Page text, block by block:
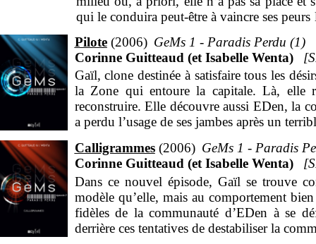
qui le conduira peut-être à vaincre ses
cœur et votre imaginaire.
Pilote 2006
GeMs 1 - Paradis Perdu (1)
Corinne Guitteaud (et Isabelle Wenta)
Gaïl, clone destinée à satisfaire tous les
la Zone qui entoure la capitale. Là, elle
reconstruire. Elle découvre aussi EDen, la
a perdu l’usage de ses jambes après un
Calligrammes 2006
GeMs 1 - Paradis
Corinne Guitteaud (et Isabelle Wenta)
Dans ce nouvel épisode, Gaïl se trouve
modèle qu’elle, mais au comportement
fidèles de la communauté d’EDen à se
derrière ces tentatives de destabiliser la